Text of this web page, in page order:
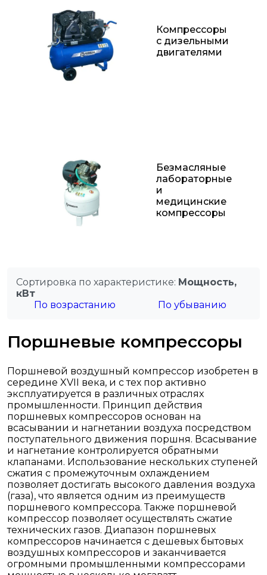
Компрессоры
с дизельными
двигателями
Безмасляные
лабораторные
и
медицинские
компрессоры
Сортировка по характеристике: Мощность,
кВт
По возрастанию
По убыванию
Поршневые компрессоры
Поршневой воздушный компрессор изобретен в
середине XVII века, и с тех пор активно
эксплуатируется в различных отраслях
промышленности. Принцип действия
поршневых компрессоров основан на
всасывании и нагнетании воздуха посредством
поступательного движения поршня. Всасывание
и нагнетание контролируется обратными
клапанами. Использование нескольких ступеней
сжатия с промежуточным охлаждением
позволяет достигать высокого давления воздуха
(газа), что является одним из преимуществ
поршневого компрессора. Также поршневой
компрессор позволяет осуществлять сжатие
технических газов. Диапазон поршневых
компрессоров начинается с дешевых бытовых
воздушных компрессоров и заканчивается
огромными промышленными компрессорами